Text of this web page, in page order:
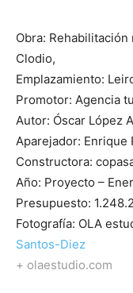
Obra:
Clodio,
Emplazamiento:
Promotor: Agencia
Autor: Óscar López
Aparejador: Enrique
Constructora:
Año: Proyecto –
Presupuesto:
Fotografía: OLA
Santos-Diez
+ olaestudio.com